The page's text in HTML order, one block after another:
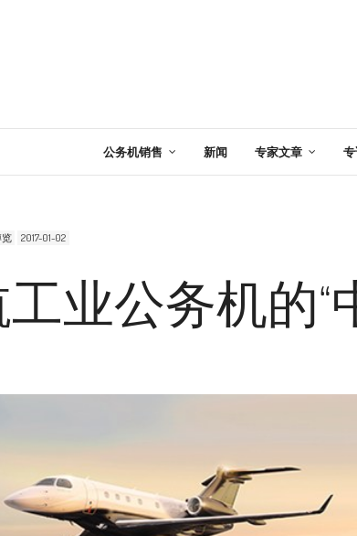
公务机销售 新闻 专家文章
览 2017-01-02
业公务机的“